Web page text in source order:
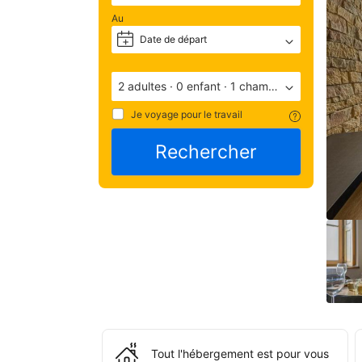
Au
+ Date de départ
2 adultes · 0 enfant · 1 chambre
Je voyage pour le travail
Rechercher
une
de
9/
sur
par
les
Tout l'hébergement est pour vous